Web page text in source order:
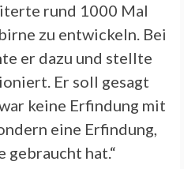
rund 1000 Mal
zu entwickeln. Bei
er dazu und stellte
Er soll gesagt
keine Erfindung mit
eine Erfindung,
hat.“